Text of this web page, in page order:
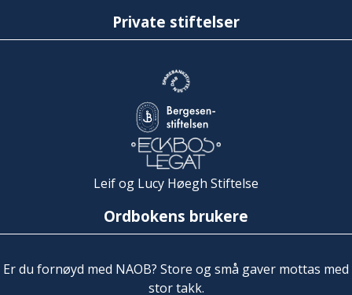
Private stiftelser
Leif og Lucy Høegh Stiftelse
Ordbokens brukere
Er du fornøyd med NAOB? Store og små gaver mottas med
stor takk.